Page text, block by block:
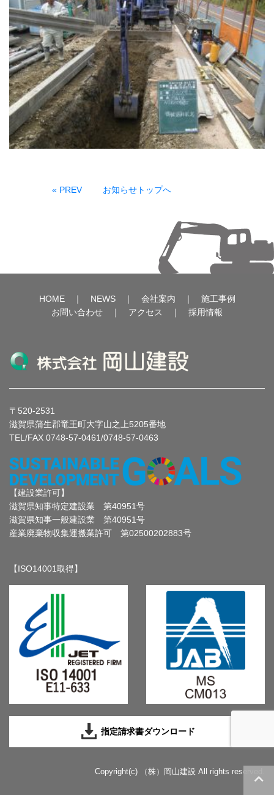
« PREV お知らせトップへ
HOME｜ NEWS｜ 会社案内 ｜ 施工事例
お問い合わせ ｜ アクセス ｜ 採用情報
〒520-2531
滋賀県蒲生郡竜王町大字山之上5205番地
TEL/FAX 0748-57-0461/0748-57-0463
【建設業許可】
滋賀県知事特定建設業 第40951号
滋賀県知事一般建設業 第40951号
産業廃棄物収集運搬業許可 第02500202883号
【ISO14001取得】
指定請求書ダウンロード
Copyright(c) （株）岡山建設 All rights reserved.